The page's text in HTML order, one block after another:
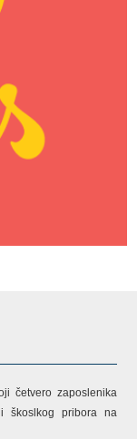
četvero zaposlenika
škoslkog pribora na